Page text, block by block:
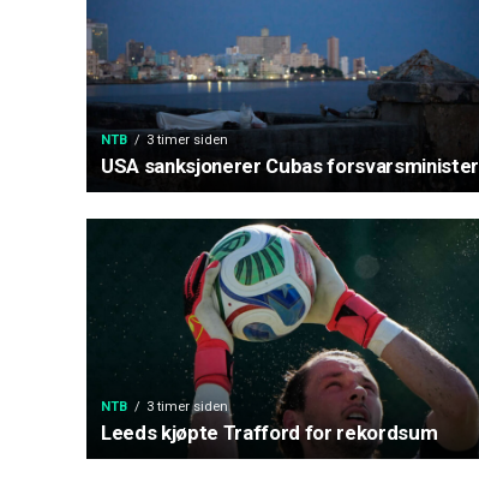
NTB 3 timer siden
USA sanksjonerer Cubas forsvarsminister
NTB 3 timer siden
Leeds kjøpte Trafford for rekordsum